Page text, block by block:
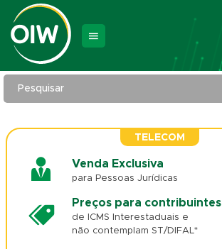
Pesquisar
TELECOM
Venda Exclusiva
para Pessoas Jurídicas
Preços para contribuintes
de ICMS Interestaduais e
não contemplam ST/DIFAL*